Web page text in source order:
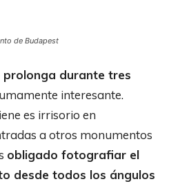
de Budapest
prolonga durante tres
interesante.
es irrisorio en
a otros monumentos
obligado fotografiar el
desde todos los ángulos